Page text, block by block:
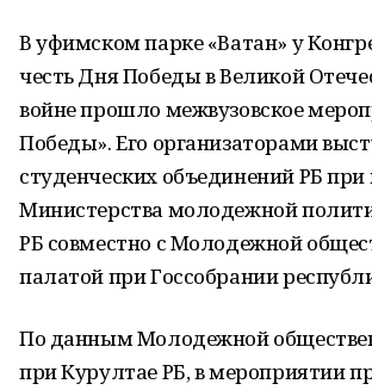
В уфимском парке «Ватан» у
честь Дня Победы в Великой
войне прошло межвузовское
Победы». Его организаторами
студенческих объединений РБ
Министерства молодежной
РБ совместно с Молодежной
палатой при Госсобрании
По данным Молодежной
при Курултае РБ, в мероприятии